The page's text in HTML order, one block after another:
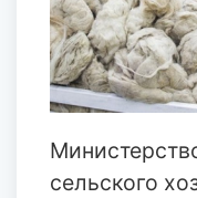
сельского